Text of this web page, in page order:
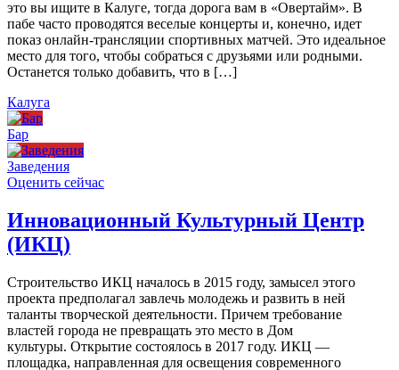
это вы ищите в Калуге, тогда дорога вам в «Овертайм». В
пабе часто проводятся веселые концерты и, конечно, идет
показ онлайн-трансляции спортивных матчей. Это идеальное
место для того, чтобы собраться с друзьями или родными.
Останется только добавить, что в […]
Калуга
Бар
Заведения
Оценить сейчас
Инновационный Культурный Центр
(ИКЦ)
Строительство ИКЦ началось в 2015 году, замысел этого
проекта предполагал завлечь молодежь и развить в ней
таланты творческой деятельности. Причем требование
властей города не превращать это место в Дом
культуры. Открытие состоялось в 2017 году. ИКЦ —
площадка, направленная для освещения современного